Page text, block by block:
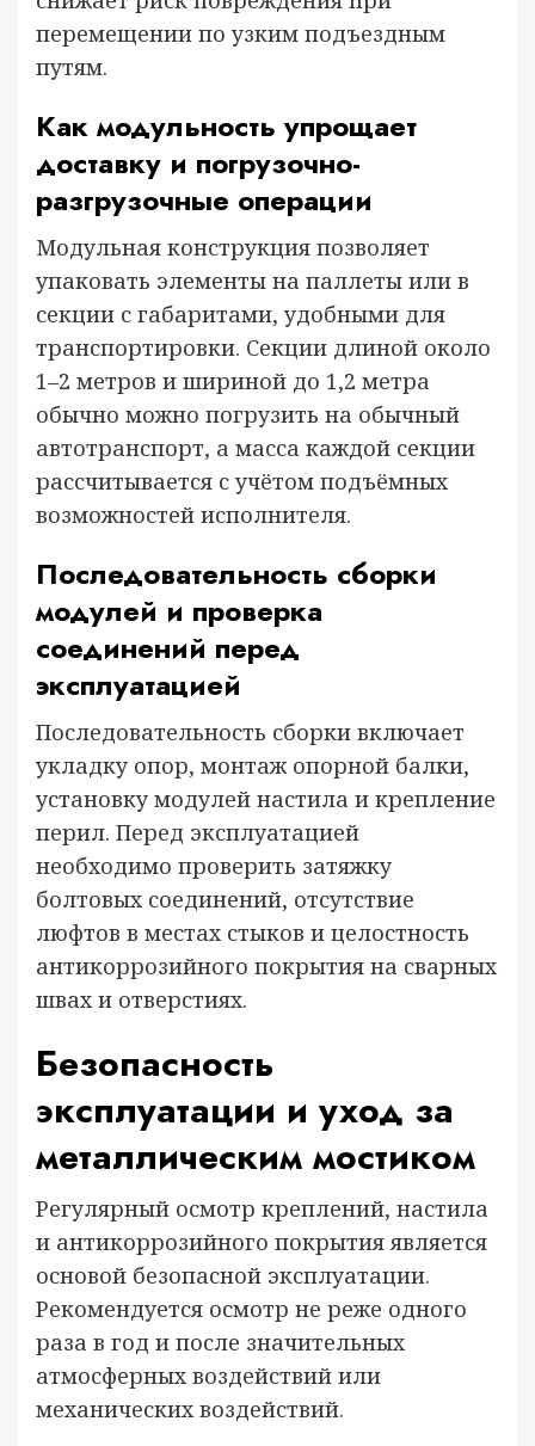
перемещении по узким подъездным
путям.
Как модульность упрощает
доставку и погрузочно-
разгрузочные операции
Модульная конструкция позволяет
упаковать элементы на паллеты или в
секции с габаритами, удобными для
транспортировки. Секции длиной около
1–2 метров и шириной до 1,2 метра
обычно можно погрузить на обычный
автотранспорт, а масса каждой секции
рассчитывается с учётом подъёмных
возможностей исполнителя.
Последовательность сборки
модулей и проверка
соединений перед
эксплуатацией
Последовательность сборки включает
укладку опор, монтаж опорной балки,
установку модулей настила и крепление
перил. Перед эксплуатацией
необходимо проверить затяжку
болтовых соединений, отсутствие
люфтов в местах стыков и целостность
антикоррозийного покрытия на сварных
швах и отверстиях.
Безопасность
эксплуатации и уход за
металлическим мостиком
Регулярный осмотр креплений, настила
и антикоррозийного покрытия является
основой безопасной эксплуатации.
Рекомендуется осмотр не реже одного
раза в год и после значительных
атмосферных воздействий или
механических воздействий.